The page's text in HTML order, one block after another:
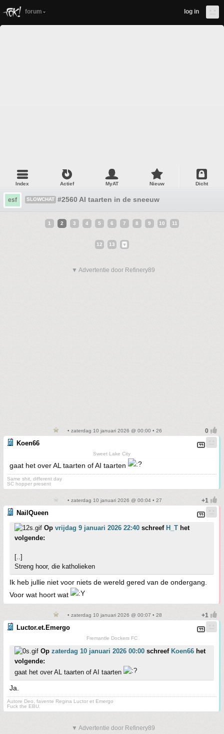
forum log in
Index Actief MyAT Nieuw Dicht
esf SLOWCHAT #2560 AI taarten in de sneeuw
1 2 3 4 5 6 7 8 9 10 11
12 13
▼ Advertentie door Refinery89
• zaterdag 10 januari 2026 @ 00:00 • 26
Koen66
Sweet Lake City
gaat het over AL taarten of AI taarten
Same shit, different day
SC hopper present
• zaterdag 10 januari 2026 @ 00:04 • 27
NailQueen
Op vrijdag 9 januari 2026 22:40 schreef H_T het
volgende:
[..]
Streng hoor, die katholieken
Ik heb jullie niet voor niets de wereld gered van de ondergang.
Voor wat hoort wat
• zaterdag 10 januari 2026 @ 00:07 • 28
Luctor.et.Emergo
Fremantle Dockers FC
Op zaterdag 10 januari 2026 00:00 schreef Koen66 het
volgende:
gaat het over AL taarten of AI taarten
Ja.
Autore Deo, favente Regina Luctor et Emergo
Fuck the EBU.
▼ Advertentie door Refinery89